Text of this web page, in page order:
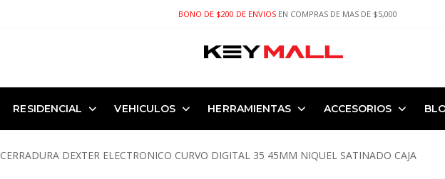
BONO DE $200 DE ENVIOS EN COMPRAS DE MAS DE $5,000
RESIDENCIAL VEHICULOS HERRAMIENTAS ACCESORIOS
CERRADURA DEXTER ELECTRONICO CURVO DIGITAL 35 45MM NIQUEL SATINADO CAJA